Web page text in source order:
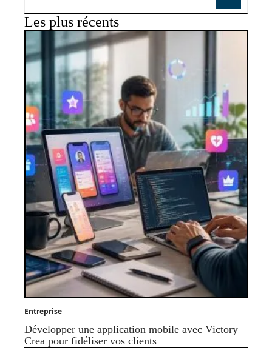
Les plus récents
Entreprise
Développer une application mobile avec Victory
Crea pour fidéliser vos clients